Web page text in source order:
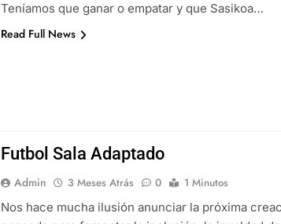
Teníamos que ganar o empatar y que Sasikoa…
Read Full News
Futbol Sala Adaptado
Admin 3 Meses Atrás 0
1 Minutos
Nos hace mucha ilusión anunciar la próxima